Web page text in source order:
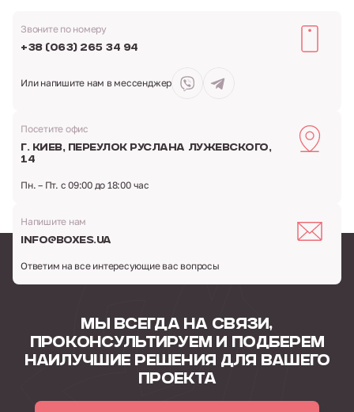
Звоните по номеру
+38 (063) 265 34 94
Или напишите нам в мессенджер
Посетите офис
г. Киев,переулок Руслана Лужевского,
14
Пн. – Пт. с 09:00 до 18:00 час
Напишите нам
info@boxes.ua
Ответим на все интересующие вас вопросы
МЫ ВСЕГДА НА СВЯЗИ,
ПРОКОНСУЛЬТИРУЕМ И ПОДБЕРЕМ
НАИЛУЧШИЕ РЕШЕНИЯ ДЛЯ ВАШЕГО
ПРОЕКТА